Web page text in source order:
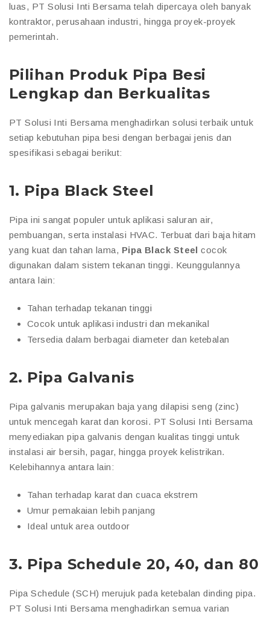
luas, PT Solusi Inti Bersama telah dipercaya oleh banyak
kontraktor, perusahaan industri, hingga proyek-proyek
pemerintah.
Pilihan Produk Pipa Besi
Lengkap dan Berkualitas
PT Solusi Inti Bersama menghadirkan solusi terbaik untuk
setiap kebutuhan pipa besi dengan berbagai jenis dan
spesifikasi sebagai berikut:
1. Pipa Black Steel
Pipa ini sangat populer untuk aplikasi saluran air,
pembuangan, serta instalasi HVAC. Terbuat dari baja hitam
yang kuat dan tahan lama, Pipa Black Steel cocok
digunakan dalam sistem tekanan tinggi. Keunggulannya
antara lain:
Tahan terhadap tekanan tinggi
Cocok untuk aplikasi industri dan mekanikal
Tersedia dalam berbagai diameter dan ketebalan
2. Pipa Galvanis
Pipa galvanis merupakan baja yang dilapisi seng (zinc)
untuk mencegah karat dan korosi. PT Solusi Inti Bersama
menyediakan pipa galvanis dengan kualitas tinggi untuk
instalasi air bersih, pagar, hingga proyek kelistrikan.
Kelebihannya antara lain:
Tahan terhadap karat dan cuaca ekstrem
Umur pemakaian lebih panjang
Ideal untuk area outdoor
3. Pipa Schedule 20, 40, dan 80
Pipa Schedule (SCH) merujuk pada ketebalan dinding pipa.
PT Solusi Inti Bersama menghadirkan semua varian